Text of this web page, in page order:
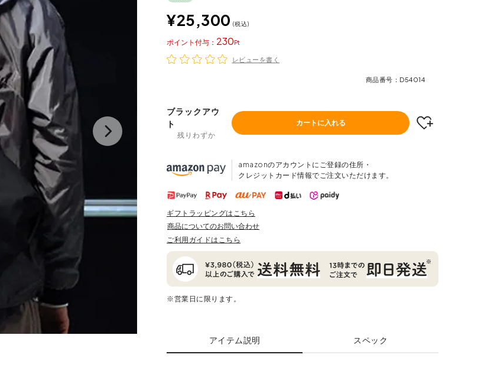
¥25,300 税込
230
ポイント
レビューを書く
商品番号 D54014
ブラックアウ
ト
残りわずか
カートに入れる
amazonのアカウントにご登録の住所・
クレジットカード情報でご注文いただけます。
ギフトラッピングはこちら
商品についてのお問い合わせ
ご利用ガイドはこちら
※営業日に限ります。
アイテム説明 スペック